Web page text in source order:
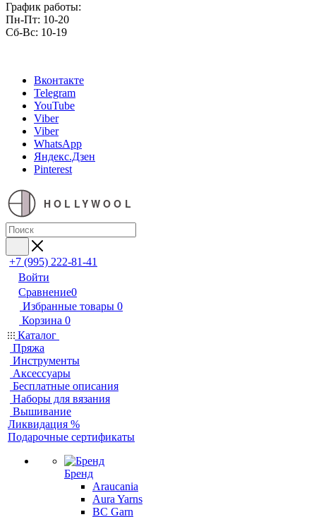
График работы:
Пн-Пт: 10-20
Сб-Вс: 10-19
Вконтакте
Telegram
YouTube
Viber
Viber
WhatsApp
Яндекс.Дзен
Pinterest
HOLLYWOOL
+7 (995) 222-81-41
Войти
Сравнение0
Избранные товары 0
Корзина 0
Каталог
Пряжа
Инструменты
Аксессуары
Бесплатные описания
Наборы для вязания
Вышивание
Ликвидация %
Подарочные сертификаты
Бренд
Araucania
Aura Yarns
BC Garn